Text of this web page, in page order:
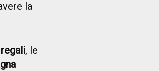
la
regali, le